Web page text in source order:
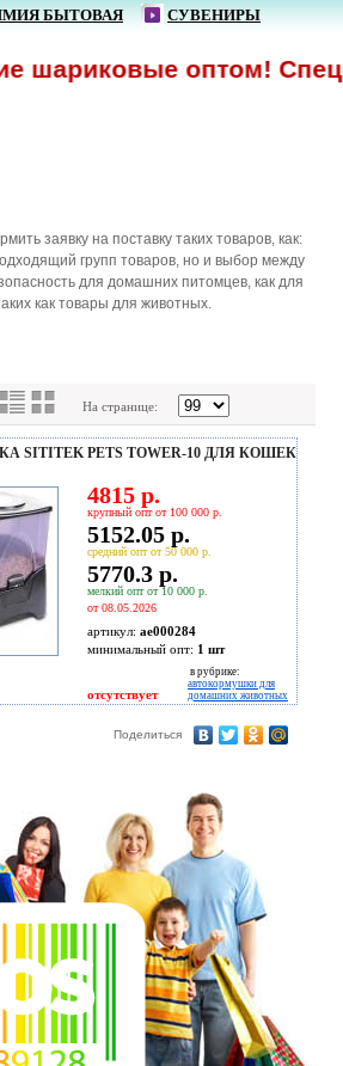
БЫТОВАЯ СУВЕНИРЫ
оптом!
заявку на поставку таких товаров, как:
групп товаров, но и выбор между
для домашних питомцев, как для
как товары для животных.
На странице:
SITITEK PETS TOWER-10 ДЛЯ КОШЕК
4815 р.
крупный опт от 100 000 р.
5152.05 р.
средний опт от 50 000 р.
5770.3 р.
мелкий опт от 10 000 р.
от 08.05.2026
артикул: ae000284
минимальный опт: 1 шт
отсутствует
в рубрике:
автокормушки для
домашних животных
Поделиться